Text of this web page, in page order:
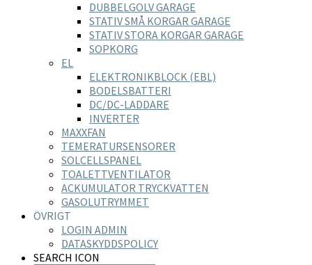
DUBBELGOLV GARAGE
STATIV SMÅ KORGAR GARAGE
STATIV STORA KORGAR GARAGE
SOPKORG
EL
ELEKTRONIKBLOCK (EBL)
BODELSBATTERI
DC/DC-LADDARE
INVERTER
MAXXFAN
TEMERATURSENSORER
SOLCELLSPANEL
TOALETTVENTILATOR
ACKUMULATOR TRYCKVATTEN
GASOLUTRYMMET
ÖVRIGT
LOGIN ADMIN
DATASKYDDSPOLICY
SEARCH ICON